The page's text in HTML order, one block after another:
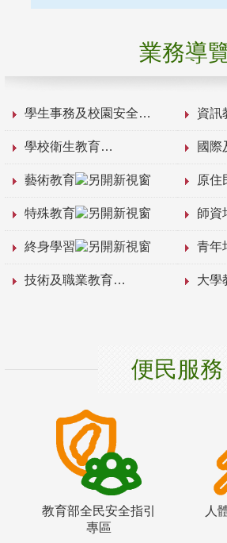
業務導
學生事務及校園安全 資訊
學校衛生教育 國際
藝術教育 原住
特殊教育 師資
終身學習 青年
技術及職業教育 大學
便民服務
教育部全民安全指引
專區
人